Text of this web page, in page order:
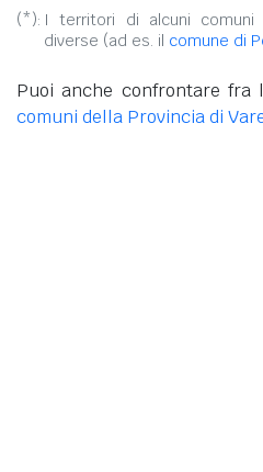
(*): I territori di alcuni comuni
diverse (ad es. il comune di
Puoi anche confrontare fra
comuni della Provincia di